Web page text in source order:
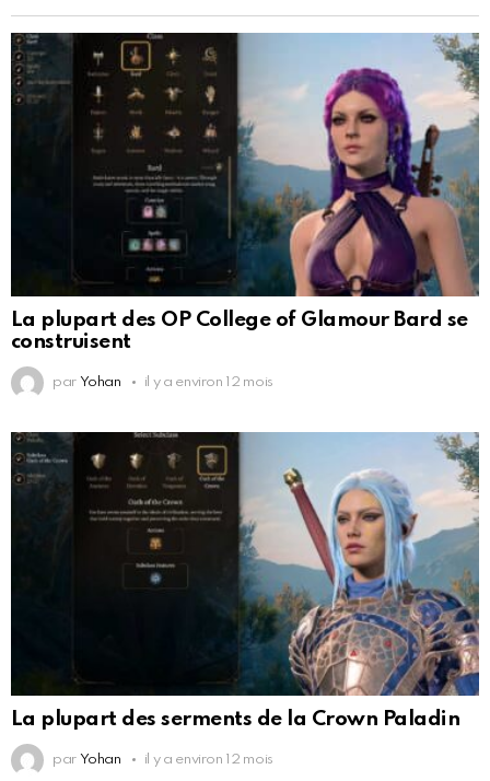
La plupart des OP College of Glamour Bard se
construisent
par Yohan il y a environ 12 mois
La plupart des serments de la Crown Paladin
par Yohan il y a environ 12 mois